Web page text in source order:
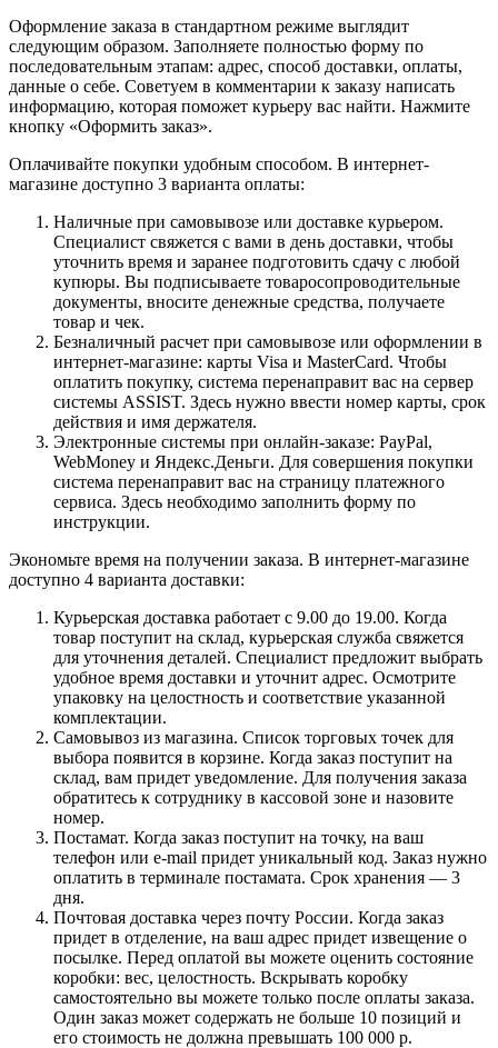
Оформление заказа в стандартном режиме выглядит
следующим образом. Заполняете полностью форму по
последовательным этапам: адрес, способ доставки, оплаты,
данные о себе. Советуем в комментарии к заказу написать
информацию, которая поможет курьеру вас найти. Нажмите
кнопку «Оформить заказ».
Оплачивайте покупки удобным способом. В интернет-
магазине доступно 3 варианта оплаты:
Наличные при самовывозе или доставке курьером.
Специалист свяжется с вами в день доставки, чтобы
уточнить время и заранее подготовить сдачу с любой
купюры. Вы подписываете товаросопроводительные
документы, вносите денежные средства, получаете
товар и чек.
Безналичный расчет при самовывозе или оформлении в
интернет-магазине: карты Visa и MasterCard. Чтобы
оплатить покупку, система перенаправит вас на сервер
системы ASSIST. Здесь нужно ввести номер карты, срок
действия и имя держателя.
Электронные системы при онлайн-заказе: PayPal,
WebMoney и Яндекс.Деньги. Для совершения покупки
система перенаправит вас на страницу платежного
сервиса. Здесь необходимо заполнить форму по
инструкции.
Экономьте время на получении заказа. В интернет-магазине
доступно 4 варианта доставки:
Курьерская доставка работает с 9.00 до 19.00. Когда
товар поступит на склад, курьерская служба свяжется
для уточнения деталей. Специалист предложит выбрать
удобное время доставки и уточнит адрес. Осмотрите
упаковку на целостность и соответствие указанной
комплектации.
Самовывоз из магазина. Список торговых точек для
выбора появится в корзине. Когда заказ поступит на
склад, вам придет уведомление. Для получения заказа
обратитесь к сотруднику в кассовой зоне и назовите
номер.
Постамат. Когда заказ поступит на точку, на ваш
телефон или e-mail придет уникальный код. Заказ нужно
оплатить в терминале постамата. Срок хранения — 3
дня.
Почтовая доставка через почту России. Когда заказ
придет в отделение, на ваш адрес придет извещение о
посылке. Перед оплатой вы можете оценить состояние
коробки: вес, целостность. Вскрывать коробку
самостоятельно вы можете только после оплаты заказа.
Один заказ может содержать не больше 10 позиций и
его стоимость не должна превышать 100 000 р.